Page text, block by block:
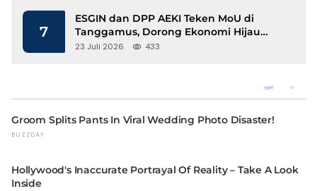
7
ESGIN dan DPP AEKI Teken MoU di
Tanggamus, Dorong Ekonomi Hijau
Berbasis Kopi dan Perdagangan Karbon
23 Juli 2026 433